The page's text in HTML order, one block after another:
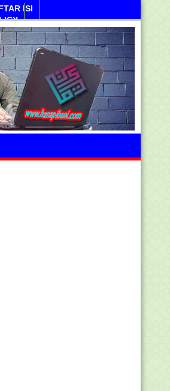
ISI
Sabtu, 08 Agustus 2026